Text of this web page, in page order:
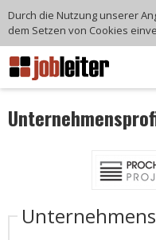
Durch die Nutzung unserer
dem Setzen von Cookies